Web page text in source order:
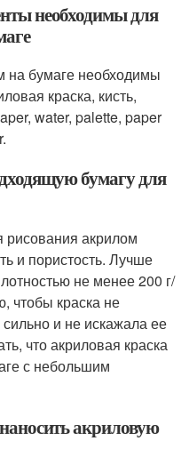
необходимы для
на бумаге необходимы
краска, кисть,
water, palette, paper
бумагу для
акрилом
и пористость. Лучше
не менее 200 г/
чтобы краска не
и не искажала ее
что акриловая краска
с небольшим
акриловую